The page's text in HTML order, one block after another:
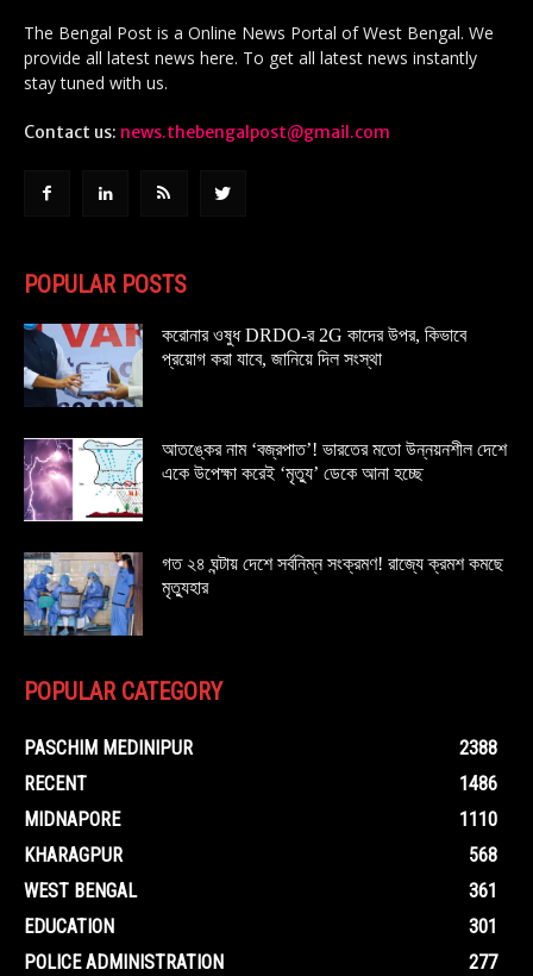
The Bengal Post is a Online News Portal of West Bengal. We
provide all latest news here. To get all latest news instantly
stay tuned with us.
Contact us: news.thebengalpost@gmail.com
POPULAR POSTS
করোনার ওষুধ DRDO-র 2G কাদের উপর, কিভাবে
প্রয়োগ করা যাবে, জানিয়ে দিল সংস্থা
আতঙ্কের নাম ‘বজ্রপাত’! ভারতের মতো উন্নয়নশীল দেশে
একে উপেক্ষা করেই ‘মৃত্যু’ ডেকে আনা হচ্ছে
গত ২৪ ঘন্টায় দেশে সর্বনিম্ন সংক্রমণ! রাজ্যে ক্রমশ কমছে
মৃত্যুহার
POPULAR CATEGORY
PASCHIM MEDINIPUR
2388
RECENT
1486
MIDNAPORE
1110
KHARAGPUR
568
WEST BENGAL
361
EDUCATION
301
POLICE ADMINISTRATION
277